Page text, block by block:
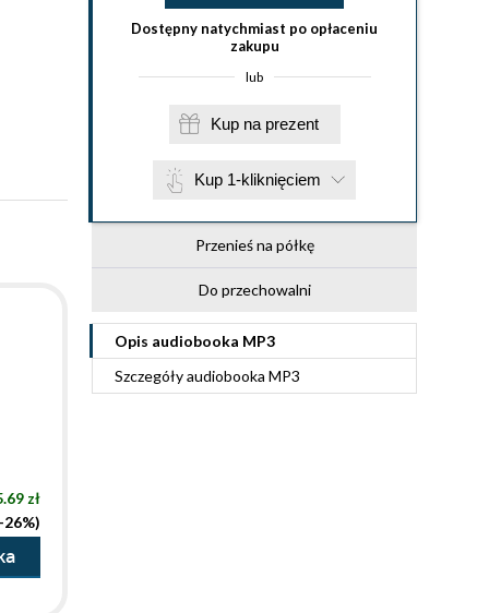
Dostępny natychmiast po opłaceniu
zakupu
lub
Kup na prezent
Kup 1-kliknięciem
Przenieś na półkę
Do przechowalni
Opis audiobooka MP3
Szczegółyaudiobooka MP3
zł
26%)